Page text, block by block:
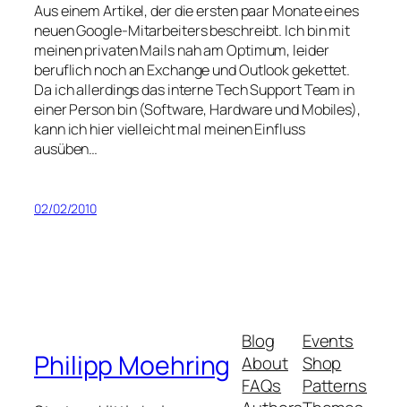
Aus einem Artikel, der die ersten paar Monate eines
neuen Google-Mitarbeiters beschreibt. Ich bin mit
meinen privaten Mails nah am Optimum, leider
beruflich noch an Exchange und Outlook gekettet.
Da ich allerdings das interne Tech Support Team in
einer Person bin (Software, Hardware und Mobiles),
kann ich hier vielleicht mal meinen Einfluss
ausüben…
02/02/2010
Philipp Moehring
Blog
About
FAQs
Events
Shop
Patterns